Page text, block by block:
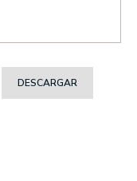
DESCARGAR